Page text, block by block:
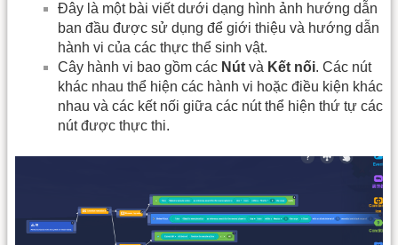
Đây là một bài viết dưới dạng hình ảnh hướng dẫn
ban đầu được sử dụng để giới thiệu và hướng dẫn
hành vi của các thực thể sinh vật.
Cây hành vi bao gồm các Nút và Kết nối. Các nút
khác nhau thể hiện các hành vi hoặc điều kiện khác
nhau và các kết nối giữa các nút thể hiện thứ tự các
nút được thực thi.